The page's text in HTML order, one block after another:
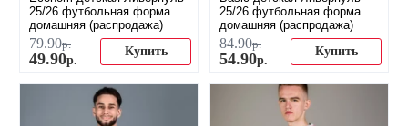
25/26 футбольная форма
домашняя (распродажа)
79.90р.
49.90р.
Купить
25/26 футбольная форма
домашняя (распродажа)
84.90р.
54.90р.
Купить